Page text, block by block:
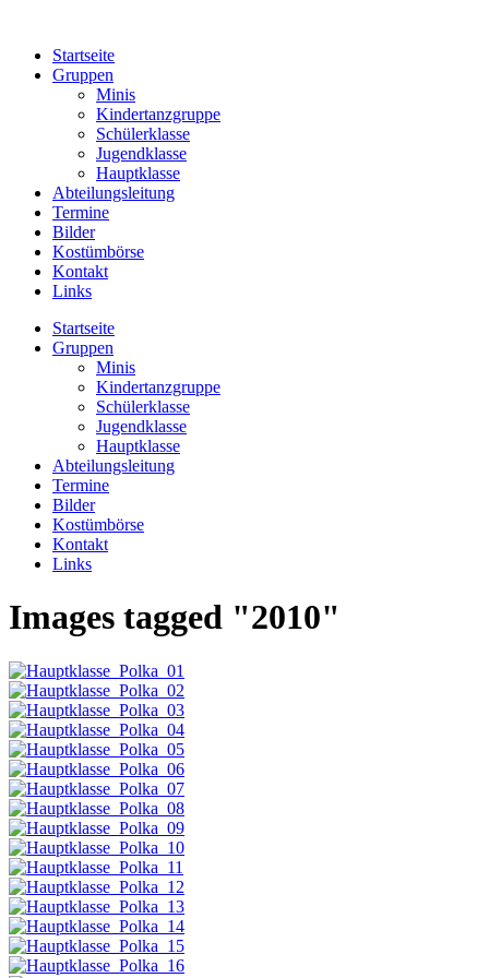
springenStartseite
Gruppen
Minis
Kindertanzgruppe
Schülerklasse
Jugendklasse
Hauptklasse
Abteilungsleitung
Termine
Bilder
Kostümbörse
Kontakt
Links
Startseite
Gruppen
Minis
Kindertanzgruppe
Schülerklasse
Jugendklasse
Hauptklasse
Abteilungsleitung
Termine
Bilder
Kostümbörse
Kontakt
Links
Images tagged "2010"